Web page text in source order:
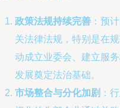
政策法规持续完善 ：预
关法律法规，特别是在
动成立业委会、建立服
发展奠定法治基础。
市场整合与分化加剧 ：